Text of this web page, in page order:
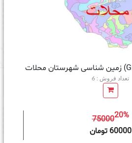
تعداد فروش : 6
7500020%
60000 تومان